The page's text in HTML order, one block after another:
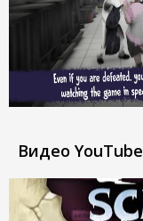
Видео YouTube